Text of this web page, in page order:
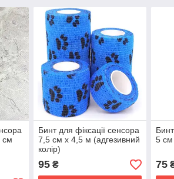
см
Бинт для фіксації сенсора
7,5 см х 4,5 м (адгезивний
колір)
95₴
5 см
75